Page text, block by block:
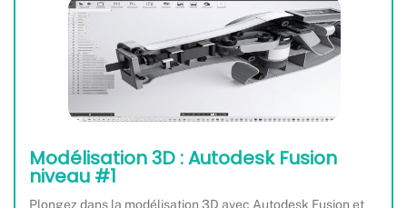
Modélisation 3D : Autodesk Fusion
niveau #1
Plongez dans la modélisation 3D avec Autodesk Fusion et